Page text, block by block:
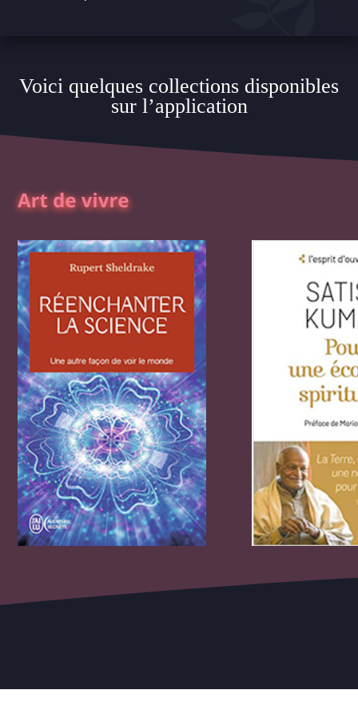
Voici quelques collections disponibles
sur l’application